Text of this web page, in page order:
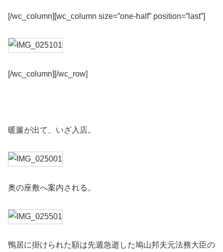
[/wc_column][wc_column size=”one-half” position=”last”]
[/wc_column][/wc_row]
暖簾が出て、いざ入店。
奥の座敷へ案内される。
鴨居に掛けられた額は先週急逝した鳩山邦夫元法務大臣の